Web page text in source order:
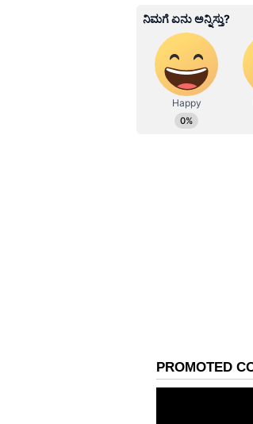
ಮಾಡುವುದರಲ್ಲಿ
ಯಾದವ್ ಚೆನ್ನಾಗಿ
ಶ್ಲಾಘನೀಯ ಎಂದು
NK
ನವೀನ್ ಕೊಡಸೆ ಏಷ್ಯಾನೆಟ್ ಕನ್ನಡದಲ್ಲಿ ಮುಖ್ಯ ಉಪಸಂಪಾದಕ. ಕಳೆದ 9 ವರ್ಷಗಳಿಂದಲೂ ಮಾಧ್ಯಮ
ಮೂಲಕ
ಅಪಾರ. ಕ್ರೀಡೆ,